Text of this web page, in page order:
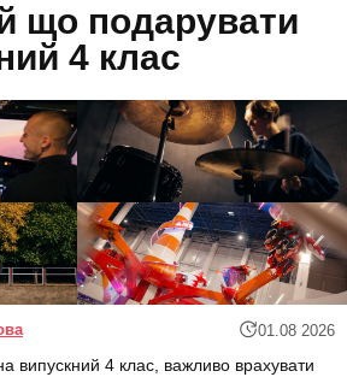
що подарувати
4 клас
01.08 2026
випускний 4 клас, важливо врахувати